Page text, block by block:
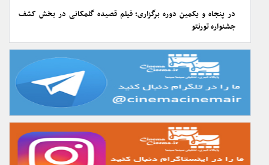
در پنجاه و یکمین دوره برگزاری؛ فیلم قصیده گلمکانی در بخش کشف
جشنواره تورنتو